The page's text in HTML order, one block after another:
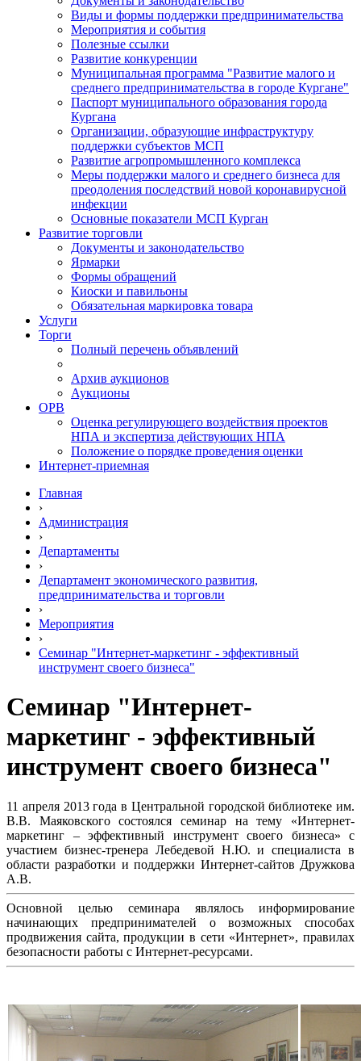
Виды и формы поддержки предпринимательства
Мероприятия и события
Полезные ссылки
Развитие конкуренции
Муниципальная программа "Развитие малого и
среднего предпринимательства в городе Кургане"
Паспорт муниципального образования города
Кургана
Организации, образующие инфраструктуру
поддержки субъектов МСП
Развитие агропромышленного комплекса
Меры поддержки малого и среднего бизнеса для
преодоления последствий новой коронавирусной
инфекции
Основные показатели МСП Курган
Развитие торговли
Документы и законодательство
Ярмарки
Формы обращений
Киоски и павильоны
Обязательная маркировка товара
Услуги
Торги
Полный перечень объявлений
Архив аукционов
Аукционы
ОРВ
Оценка регулирующего воздействия проектов
НПА и экспертиза действующих НПА
Положение о порядке проведения оценки
Интернет-приемная
Главная
›
Администрация
›
Департаменты
›
Департамент экономического развития,
предпринимательства и торговли
›
Мероприятия
›
Семинар "Интернет-маркетинг - эффективный
инструмент своего бизнеса"
Семинар "Интернет-
маркетинг - эффективный
инструмент своего бизнеса"
11 апреля 2013 года в Центральной городской библиотеке им.
В.В. Маяковского состоялся семинар на тему «Интернет-
маркетинг – эффективный инструмент своего бизнеса» с
участием бизнес-тренера Лебедевой Н.Ю. и специалиста в
области разработки и поддержки Интернет-сайтов Дружкова
А.В.
Основной целью семинара являлось информирование
начинающих предпринимателей о возможных способах
продвижения сайта, продукции в сети «Интернет», правилах
безопасности работы с Интернет-ресурсами.